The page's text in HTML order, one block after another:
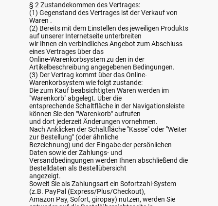
§ 2 Zustandekommen des Vertrages:
(1) Gegenstand des Vertrages ist der Verkauf von
Waren .
(2) Bereits mit dem Einstellen des jeweiligen Produkts
auf unserer Internetseite unterbreiten
wir Ihnen ein verbindliches Angebot zum Abschluss
eines Vertrages über das
Online-Warenkorbsystem zu den in der
Artikelbeschreibung angegebenen Bedingungen.
(3) Der Vertrag kommt über das Online-
Warenkorbsystem wie folgt zustande:
Die zum Kauf beabsichtigten Waren werden im
"Warenkorb" abgelegt. Über die
entsprechende Schaltfläche in der Navigationsleiste
können Sie den "Warenkorb" aufrufen
und dort jederzeit Änderungen vornehmen.
Nach Anklicken der Schaltfläche "Kasse" oder "Weiter
zur Bestellung" (oder ähnliche
Bezeichnung) und der Eingabe der persönlichen
Daten sowie der Zahlungs- und
Versandbedingungen werden Ihnen abschließend die
Bestelldaten als Bestellübersicht
angezeigt.
Soweit Sie als Zahlungsart ein Sofortzahl-System
(z.B. PayPal (Express/Plus/Checkout),
Amazon Pay, Sofort, giropay) nutzen, werden Sie